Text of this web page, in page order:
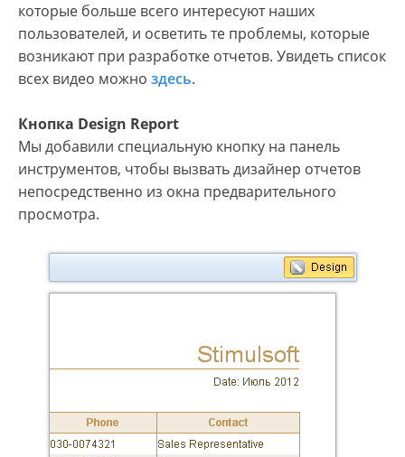
которые больше всего интересуют наших
пользователей, и осветить те проблемы, которые
возникают при разработке отчетов. Увидеть список
всех видео можно здесь.
Кнопка Design Report
Мы добавили специальную кнопку на панель
инструментов, чтобы вызвать дизайнер отчетов
непосредственно из окна предварительного
просмотра.